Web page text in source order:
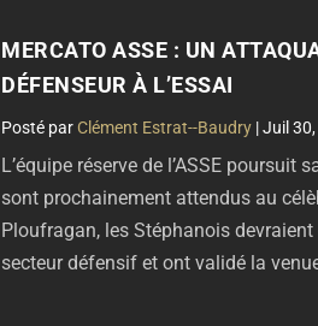
MERCATO ASSE : UN
DÉFENSEUR À L’ESSAI
parClément Estrat--Baudry |Juil
L’équipe réserve de l’ASSE poursuit
sont prochainement attendus au
Ploufragan, les Stéphanois
secteur défensif et ont validé la